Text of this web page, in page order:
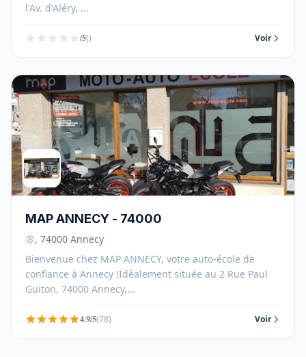
l'Av. d'Aléry, ...
/5() Voir
MAP ANNECY - 74000
, 74000 Annecy
Bienvenue chez MAP ANNECY, votre auto-école de
confiance à Annecy !Idéalement située au 2 Rue Paul
Guiton, 74000 Annecy,...
4.9/5(78) Voir